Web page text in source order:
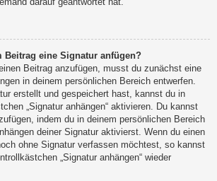
Beitrag eine Signatur anfügen?
Beitrag anzufügen, musst du zunächst eine
in deinem persönlichen Bereich entwerfen.
erstellt und gespeichert hast, kannst du in
„Signatur anhängen“ aktivieren. Du kannst
indem du in deinem persönlichen Bereich
deiner Signatur aktivierst. Wenn du einen
ohne Signatur verfassen möchtest, so kannst
„Signatur anhängen“ wieder